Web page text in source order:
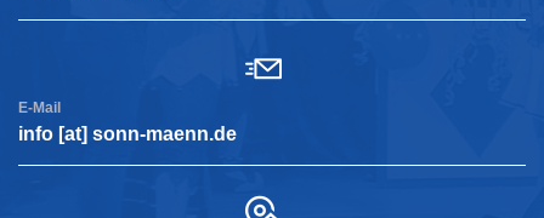
E-Mail
info [at] sonn-maenn.de